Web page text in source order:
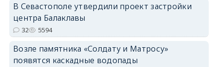
В Севастополе утвердили проект застройки
центра Балаклавы
32 5594
Возле памятника «Солдату и Матросу»
появятся каскадные водопады